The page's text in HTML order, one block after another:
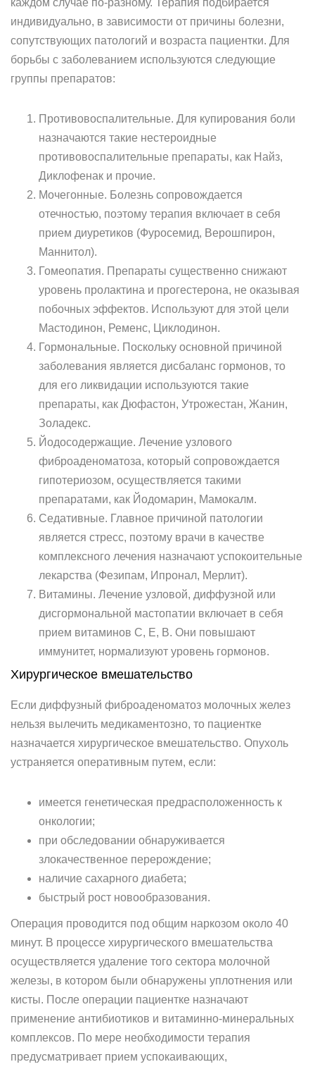
каждом случае по-разному. Терапия подбирается
индивидуально, в зависимости от причины болезни,
сопутствующих патологий и возраста пациентки. Для
борьбы с заболеванием используются следующие
группы препаратов:
Противовоспалительные. Для купирования боли
назначаются такие нестероидные
противовоспалительные препараты, как Найз,
Диклофенак и прочие.
Мочегонные. Болезнь сопровождается
отечностью, поэтому терапия включает в себя
прием диуретиков (Фуросемид, Верошпирон,
Маннитол).
Гомеопатия. Препараты существенно снижают
уровень пролактина и прогестерона, не оказывая
побочных эффектов. Используют для этой цели
Мастодинон, Ременс, Циклодинон.
Гормональные. Поскольку основной причиной
заболевания является дисбаланс гормонов, то
для его ликвидации используются такие
препараты, как Дюфастон, Утрожестан, Жанин,
Золадекс.
Йодосодержащие. Лечение узлового
фиброаденоматоза, который сопровождается
гипотериозом, осуществляется такими
препаратами, как Йодомарин, Мамокалм.
Седативные. Главное причиной патологии
является стресс, поэтому врачи в качестве
комплексного лечения назначают успокоительные
лекарства (Фезипам, Ипронал, Мерлит).
Витамины. Лечение узловой, диффузной или
дисгормональной мастопатии включает в себя
прием витаминов С, Е, В. Они повышают
иммунитет, нормализуют уровень гормонов.
Хирургическое вмешательство
Если диффузный фиброаденоматоз молочных желез
нельзя вылечить медикаментозно, то пациентке
назначается хирургическое вмешательство. Опухоль
устраняется оперативным путем, если:
имеется генетическая предрасположенность к
онкологии;
при обследовании обнаруживается
злокачественное перерождение;
наличие сахарного диабета;
быстрый рост новообразования.
Операция проводится под общим наркозом около 40
минут. В процессе хирургического вмешательства
осуществляется удаление того сектора молочной
железы, в котором были обнаружены уплотнения или
кисты. После операции пациентке назначают
применение антибиотиков и витаминно-минеральных
комплексов. По мере необходимости терапия
предусматривает прием успокаивающих,